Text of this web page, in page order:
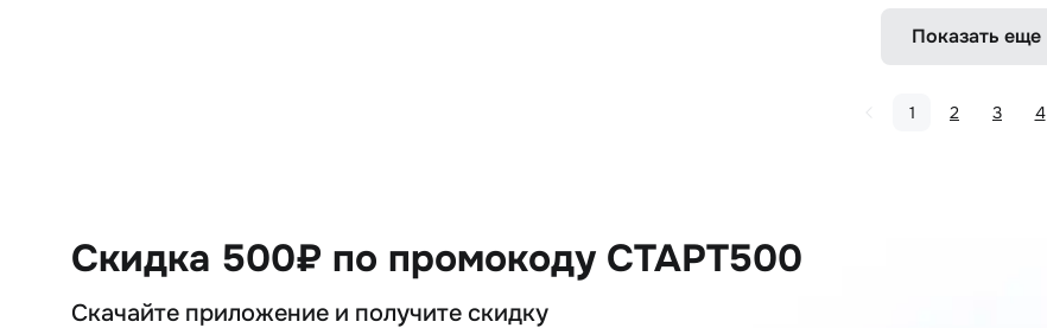
Показать еще
1 2 3 4
Скидка 500₽ по промокоду СТАРТ500
Скачайте приложение и получите скидку